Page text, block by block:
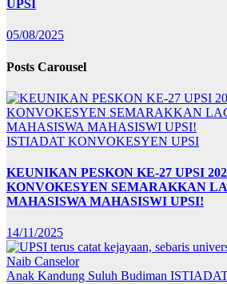
UPSI
05/08/2025
Posts Carousel
ISTIADAT KONVOKESYEN UPSI
KEUNIKAN PESKON KE-27 UPSI
KONVOKESYEN SEMARAKKAN
MAHASISWA MAHASISWI UPSI!
14/11/2025
Anak Kandung Suluh Budiman